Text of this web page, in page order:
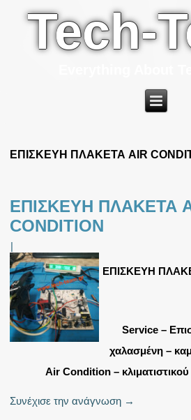
Tech-
ΕΠΙΣΚΕΥΗ ΠΛΑΚΕΤΑ AIR
ΕΠΙΣΚΕΥΗ ΠΛΑΚΕΤΑ
CONDITION
|
ΕΠΙΣΚΕΥΗ
Service –
χαλασμένη –
Air Condition –
Συνέχισε την ανάγνωση →